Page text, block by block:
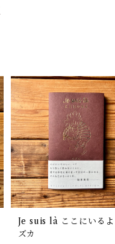
Je suis là ここにいる
ズカ